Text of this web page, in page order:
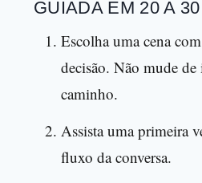
GUIADA EM 20 A
Escolha uma cena
decisão. Não mude
caminho.
Assista uma primeira
fluxo da conversa.